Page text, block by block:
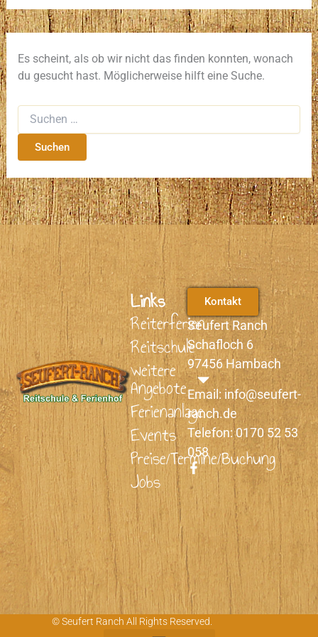
Es scheint, als ob wir nicht das finden konnten, wonach
du gesucht hast. Möglicherweise hilft eine Suche.
Links
Reiterferien
Reitschule
weitere
Angebote
Ferienanlage
Events
Preise/Termine/Buchung
Jobs
Kontakt
Seufert Ranch
Schafloch 6
97456 Hambach
Email: info@seufert-
ranch.de
Telefon: 0170 52 53
058
F
c
e
b
k
f
© Seufert Ranch All Rights Reserved.